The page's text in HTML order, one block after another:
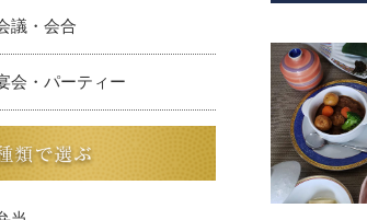
議・会合
会・パーティー